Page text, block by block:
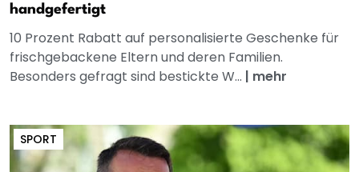
handgefertigt
10 Prozent Rabatt auf personalisierte Geschenke für
frischgebackene Eltern und deren Familien.
Besonders gefragt sind bestickte W... | mehr
SPORT